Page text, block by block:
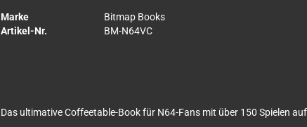
Marke
Bitmap Books
Artikel-Nr.
BM-N64VC
Das ultimative Coffeetable-Book für N64-Fans mit über 150 Spielen